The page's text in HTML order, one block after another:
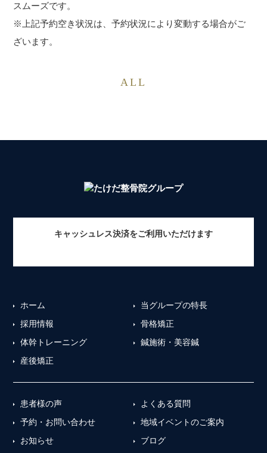
スムーズです。
※上記予約空き状況は、予約状況により変動する場合がご
ざいます。
ALL
キャッシュレス決済をご利用いただけます
ホーム
当グループの特長
採用情報
骨格矯正
体幹トレーニング
鍼施術・美容鍼
産後矯正
患者様の声
よくある質問
予約・お問い合わせ
地域イベントのご案内
お知らせ
ブログ